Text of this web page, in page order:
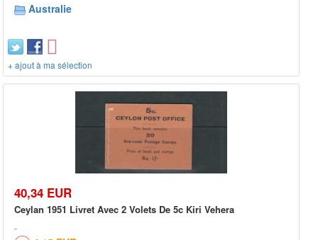
Australie
+ ajout à ma sélection
40,34 EUR
Ceylan 1951 Livret Avec 2 Volets De 5c Kiri Vehera